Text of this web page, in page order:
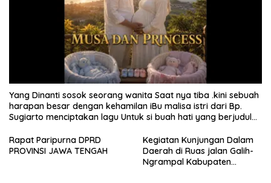
Yang Dinanti sosok seorang wanita Saat nya tiba .kini sebuah
harapan besar dengan kehamilan iBu malisa istri dari Bp.
Sugiarto menciptakan lagu Untuk si buah hati yang berjudul
Rapat Paripurna DPRD
PROVINSI JAWA TENGAH
Kegiatan Kunjungan Dalam
Daerah di Ruas jalan Galih-
Ngrampal Kabupaten